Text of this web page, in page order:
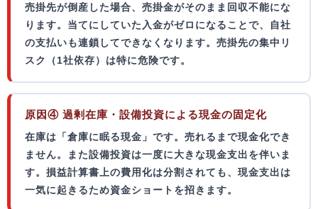
売掛先が倒産した場合、売掛金がそのまま回収不能にな
ります。当てにしていた入金がゼロになることで、自社
の支払いも連鎖してできなくなります。 売掛先の集中リ
スク（1社依存） は特に危険です。
原因④ 過剰在庫・設備投資による現金の固定化
在庫は「倉庫に眠る現金」です。売れるまで現金化でき
ません。また設備投資は一度に大きな現金支出を伴いま
す。損益計算書上の費用化は分割されても、 現金支出は
一気に起きるため資金ショートを招きます。